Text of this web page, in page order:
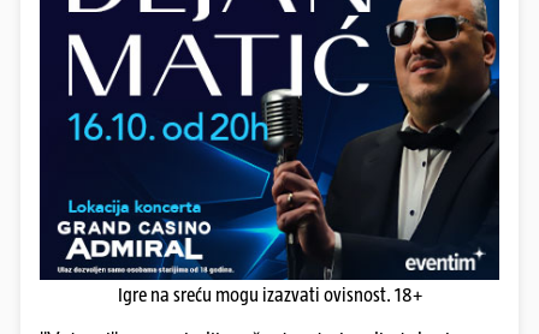
Igre na sreću mogu izazvati ovisnost. 18+